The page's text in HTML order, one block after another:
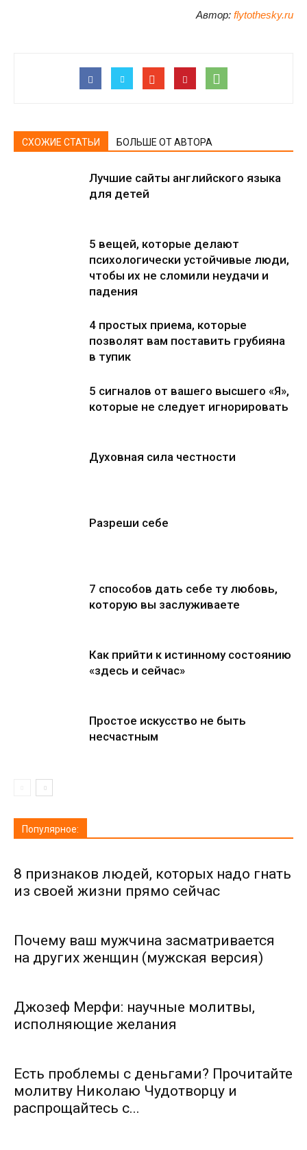
Автор: flytothesky.ru
СХОЖИЕ СТАТЬИ БОЛЬШЕ ОТ АВТОРА
Лучшие сайты английского языка
для детей
5 вещей, которые делают
психологически устойчивые люди,
чтобы их не сломили неудачи и
падения
4 простых приема, которые
позволят вам поставить грубияна
в тупик
5 сигналов от вашего высшего «Я»,
которые не следует игнорировать
Духовная сила честности
Разреши себе
7 способов дать себе ту любовь,
которую вы заслуживаете
Как прийти к истинному состоянию
«здесь и сейчас»
Простое искусство не быть
несчастным
Популярное:
8 признаков людей, которых надо гнать
из своей жизни прямо сейчас
Почему ваш мужчина засматривается
на других женщин (мужская версия)
Джозеф Мерфи: научные молитвы,
исполняющие желания
Есть проблемы с деньгами? Прочитайте
молитву Николаю Чудотворцу и
распрощайтесь с...